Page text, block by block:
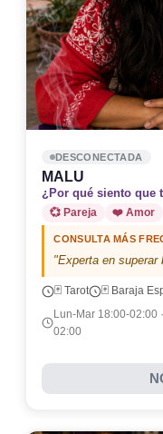
DESCONECTADA
MALU
¿Por qué siento que
💞 Pareja ❤️ Amor
CONSULTA MÁS
"Experta en superar
🃏 Tarot 🃏 Baraja
Lun-Mar 18:00-02:00
02:00